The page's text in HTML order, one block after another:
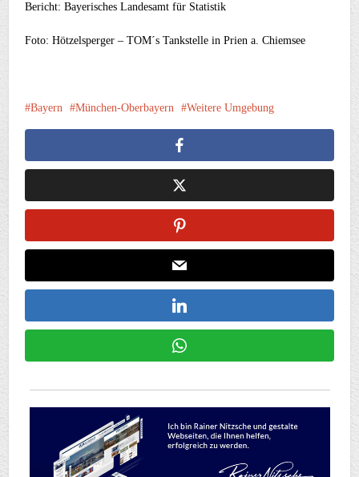
Bericht: Bayerisches Landesamt für Statistik
Foto: Hötzelsperger – TOM´s Tankstelle in Prien a. Chiemsee
Bayern München-Oberbayern Weitere Umgebung